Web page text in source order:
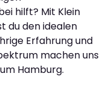
hilft? Mit Klein
du den idealen
Erfahrung und
machen uns
Hamburg.